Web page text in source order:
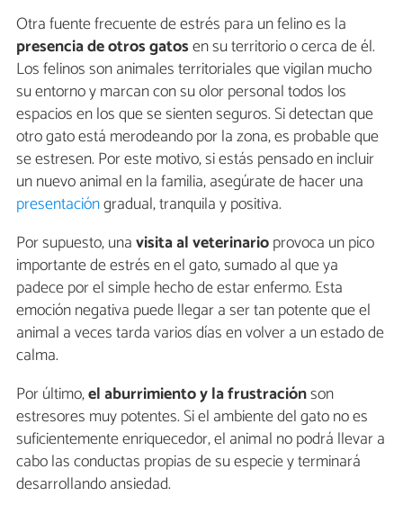
Otra fuente frecuente de estrés para un felino es la
presencia de otros gatosen su territorio o cerca de él.
Los felinos son animales territoriales que vigilan mucho
su entorno y marcan con su olor personal todos los
espacios en los que se sienten seguros. Si detectan que
otro gato está merodeando por la zona, es probable que
se estresen. Por este motivo, si estás pensado en incluir
un nuevo animal en la familia, asegúrate de hacer una
presentacióngradual, tranquila y positiva.
Por supuesto, unavisita al veterinarioprovoca un pico
importante de estrés en el gato, sumado al que ya
padece por el simple hecho de estar enfermo. Esta
emoción negativa puede llegar a ser tan potente que el
animal a veces tarda varios días en volver a un estado de
calma.
Por último,el aburrimiento y la frustraciónson
estresores muy potentes. Si el ambiente del gato no es
suficientemente enriquecedor, el animal no podrá llevar a
cabo las conductas propias de su especie y terminará
desarrollando ansiedad.